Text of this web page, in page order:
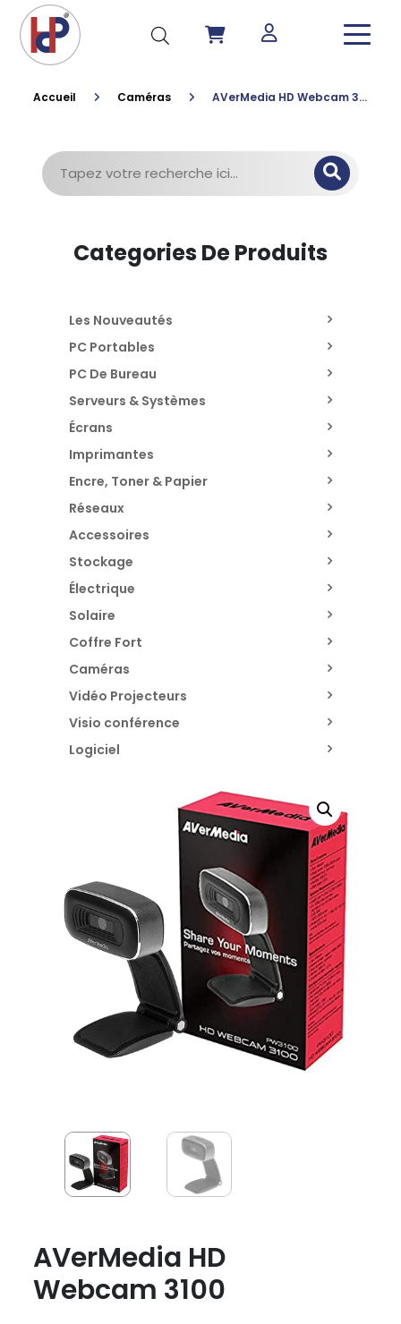
Accueil Caméras AVerMedia HD Webcam 3100
Recherche
pour :
Categories De Produits
Les Nouveautés
PC Portables
PC De Bureau
Serveurs & Systèmes
Écrans
Imprimantes
Encre, Toner & Papier
Réseaux
Accessoires
Stockage
Électrique
Solaire
Coffre Fort
Caméras
Vidéo Projecteurs
Visio conférence
Logiciel
AVerMedia HD
Webcam 3100